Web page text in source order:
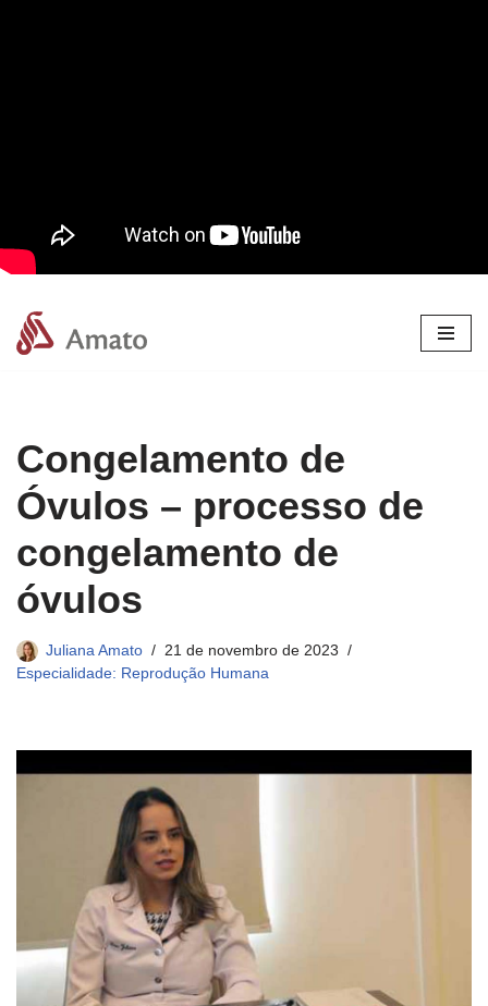
Pular
Congelamento de
Óvulos – processo de
congelamento de
óvulos
Juliana Amato
21 de novembro de 2023
Especialidade: Reprodução Humana